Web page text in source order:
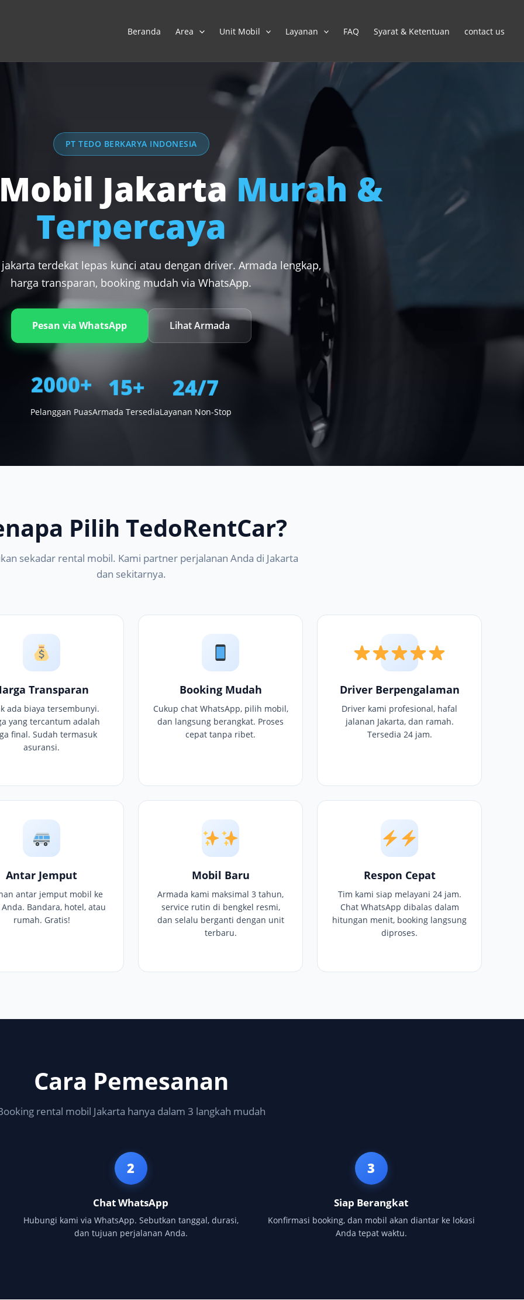
Beranda Area Unit Mobil Layanan FAQ Syarat & Ketentuan contact us
PT TEDO BERKARYA INDONESIA
JakartaMurah &
Terpercaya
terdekat lepas kunci atau dengan driver. Armada lengkap,
harga transparan, booking mudah via WhatsApp.
Pesan via WhatsApp Lihat Armada
2000+
Pelanggan Puas
15+
Armada Tersedia
24/7
Layanan Non-Stop
Pilih TedoRentCar?
sekadar rental mobil. Kami partner perjalanan Anda di Jakarta
dan sekitarnya.
Transparan
ada biaya tersembunyi.
yang tercantum adalah
final. Sudah termasuk
asuransi.
Booking Mudah
Cukup chat WhatsApp, pilih mobil,
dan langsung berangkat. Proses
cepat tanpa ribet.
Driver Berpengalaman
Driver kami profesional, hafal
jalanan Jakarta, dan ramah.
Tersedia 24 jam.
Antar Jemput
antar jemput mobil ke
Anda. Bandara, hotel, atau
rumah. Gratis!
Mobil Baru
Armada kami maksimal 3 tahun,
service rutin di bengkel resmi,
dan selalu berganti dengan unit
terbaru.
Respon Cepat
Tim kami siap melayani 24 jam.
Chat WhatsApp dibalas dalam
hitungan menit, booking langsung
diproses.
Cara Pemesanan
rental mobil Jakarta hanya dalam 3 langkah mudah
2
Chat WhatsApp
Hubungi kami via WhatsApp. Sebutkan tanggal, durasi,
dan tujuan perjalanan Anda.
3
Siap Berangkat
Konfirmasi booking, dan mobil akan diantar ke lokasi
Anda tepat waktu.